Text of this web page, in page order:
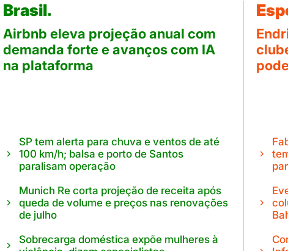
Brasil.
Airbnb eleva projeção anual com
demanda forte e avanços com IA
na plataforma
SP tem alerta para chuva e ventos de até
100 km/h; balsa e porto de Santos
paralisam operação
Munich Re corta projeção de receita após
queda de volume e preços nas renovações
de julho
Sobrecarga doméstica expõe mulheres à